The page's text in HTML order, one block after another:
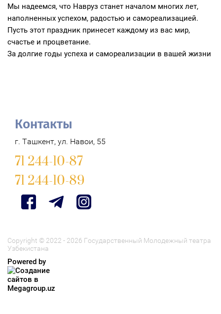
Мы надеемся, что Навруз станет началом многих лет,
наполненных успехом, радостью и самореализацией.
Пусть этот праздник принесет каждому из вас мир,
счастье и процветание.
За долгие годы успеха и самореализации в вашей жизни
Контакты
г. Ташкент, ул. Навои, 55
71 244-10-87
71 244-10-89
Copyright © 2022 - 2026 Государственный Молодежный театра
Узбекистана
Powered by